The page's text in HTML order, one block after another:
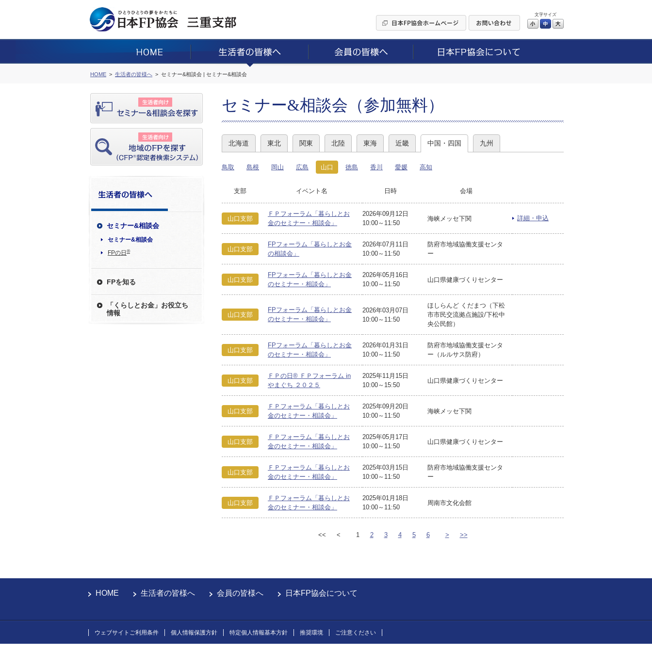
文字サイズ
小 中
HOME 生活者の皆様へ セミナー&相談会 | セミナー&相談会
セミナー&相談会
セミナー&相談会
FPの日 ®
FPを知る
「くらしとお金」お役立ち
情報
セミナー&相談会（参加無料）
北海道 東北 関東 北陸 東海 近畿 中国・四国 九州
鳥取 島根 岡山 広島 山口 徳島 香川 愛媛 高知
支部 イベント名 日時 会場
山口支部
ＦＰフォーラム「暮らしとお
金のセミナー・相談会」
2026年09月12日
10:00～11:50
海峡メッセ下関 詳細・申込
山口支部
FPフォーラム「暮らしとお金
の相談会」
2026年07月11日
10:00～11:50
防府市地域協働支援センタ
ー
山口支部
FPフォーラム「暮らしとお金
のセミナー・相談会」
2026年05月16日
10:00～11:50
山口県健康づくりセンター
山口支部
FPフォーラム「暮らしとお金
のセミナー・相談会」
2026年03月07日
10:00～11:50
ほしらんど くだまつ（下松
市市民交流拠点施設/下松中
央公民館）
山口支部
FPフォーラム「暮らしとお金
のセミナー・相談会」
2026年01月31日
10:00～11:50
防府市地域協働支援センタ
ー（ルルサス防府）
山口支部
ＦＰの日® ＦＰフォーラム in
やまぐち ２０２５
2025年11月15日
10:00～15:50
山口県健康づくりセンター
山口支部
ＦＰフォーラム「暮らしとお
金のセミナー・相談会」
2025年09月20日
10:00～11:50
海峡メッセ下関
山口支部
ＦＰフォーラム「暮らしとお
金のセミナー・相談会」
2025年05月17日
10:00～11:50
山口県健康づくりセンター
山口支部
ＦＰフォーラム「暮らしとお
金のセミナー・相談会」
2025年03月15日
10:00～11:50
防府市地域協働支援センタ
ー
山口支部
ＦＰフォーラム「暮らしとお
金のセミナー・相談会」
2025年01月18日
10:00～11:50
周南市文化会館
<< < 1 2 3 4 5 6 > >>
HOME 生活者の皆様へ 会員の皆様へ 日本FP協会について
ウェブサイトご利用条件 個人情報保護方針 特定個人情報基本方針 推奨環境 ご注意ください